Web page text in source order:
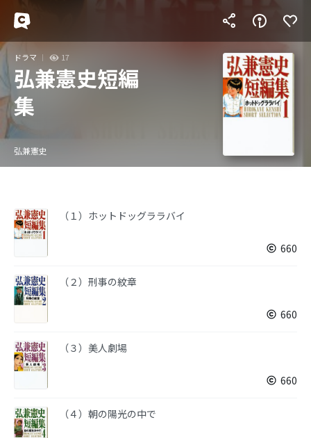
ドラマ 17
弘兼憲史短編
集
弘兼憲史
（１）ホットドッグララバイ
660
（２）刑事の紋章
660
（３）美人劇場
660
（４）朝の陽光の中で